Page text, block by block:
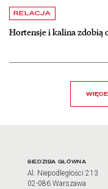
RELACJA
Hortensje i kalina zdobią
czytaj więcej o
Adres
SIEDZIBA GŁÓWNA
Al. Niepodległości 213
02-086 Warszawa